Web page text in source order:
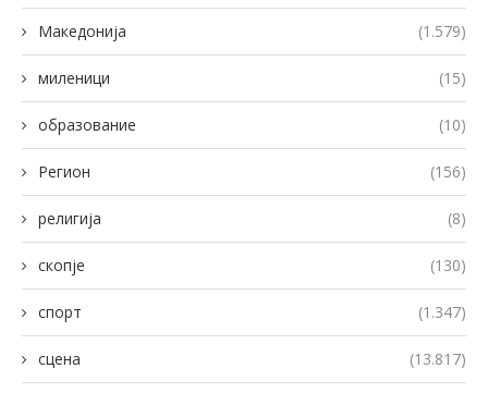
Македонија (1.579)
миленици (15)
образование (10)
Регион (156)
религија (8)
скопје (130)
спорт (1.347)
сцена (13.817)